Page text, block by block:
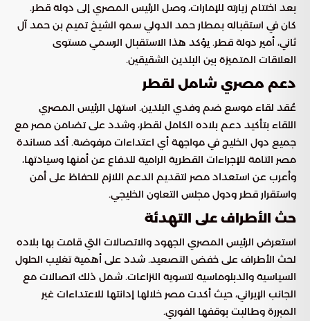
بعد اختتام زيارته للإمارات، وصل الرئيس المصري إلى دولة قطر.
كان في استقباله بمطار حمد الدولي سمو الشيخ تميم بن حمد آل
ثاني، أمير دولة قطر. يؤكد هذا الاستقبال الرسمي مستوى
العلاقات المتميزة بين البلدين الشقيقين.
دعم مصري شامل لقطر
عُقد لقاء موسع ضم وفدي البلدين. استهل الرئيس المصري
اللقاء بتأكيد دعم بلاده الكامل لقطر، وشدد على تضامن مصر مع
جميع دول الخليج في مواجهة أي اعتداءات مرفوضة. أكد مساندة
مصر التامة للإجراءات القطرية الرامية للدفاع عن أمنها وسيادتها،
وأعرب عن استعداد مصر لتقديم الدعم اللازم للحفاظ على أمن
واستقرار قطر ودول مجلس التعاون الخليجي.
حث الأطراف على التهدئة
استعرض الرئيس المصري الجهود والاتصالات التي قامت بها بلاده
لحث الأطراف على خفض التصعيد. شدد على أهمية تغليب الحلول
السياسية والدبلوماسية لتسوية النزاعات. شمل ذلك اتصالات مع
الجانب الإيراني، حيث أكدت مصر خلالها إدانتها للاعتداءات غير
المبررة وطالبت بوقفها الفوري.